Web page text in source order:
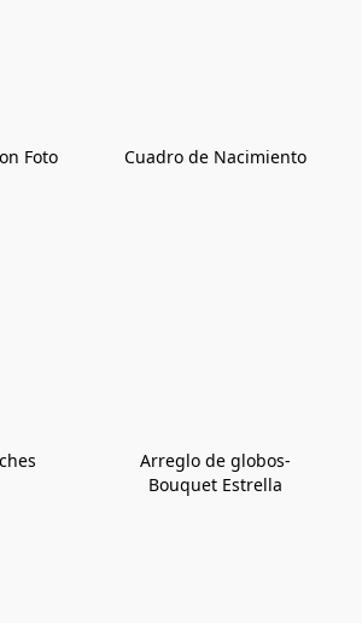
Foto Cuadro de Nacimiento
Arreglo de globos-
Bouquet Estrella